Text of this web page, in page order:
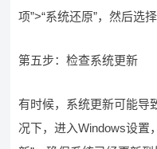
项”>“系统还原”，然后选
第五步：检查系统更新
有时候，系统更新可能导
况下，进入Windows设置